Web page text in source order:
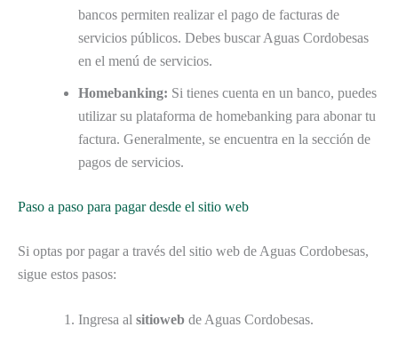
bancos permiten realizar el pago de facturas de
servicios públicos. Debes buscar Aguas Cordobesas
en el menú de servicios.
Homebanking: Si tienes cuenta en un banco, puedes
utilizar su plataforma de homebanking para abonar tu
factura. Generalmente, se encuentra en la sección de
pagos de servicios.
Paso a paso para pagar desde el sitio web
Si optas por pagar a través del sitio web de Aguas Cordobesas,
sigue estos pasos:
Ingresa al sitioweb de Aguas Cordobesas.